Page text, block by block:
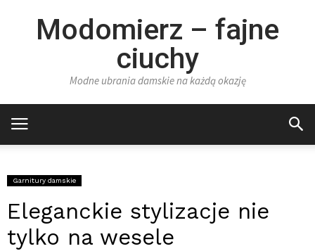
Modomierz – fajne
ciuchy
Modne ubrania damskie na każdą okazję
Garnitury damskie
Eleganckie stylizacje nie
tylko na wesele